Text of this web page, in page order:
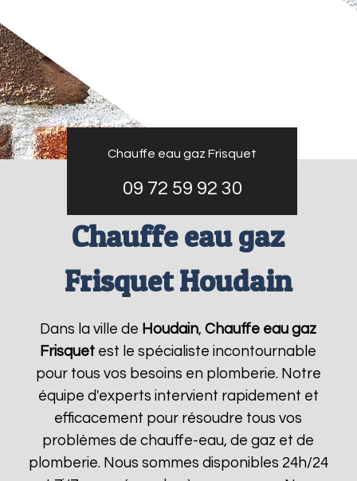
Chauffe eau gaz Frisquet
09 72 59 92 30
Chauffe eau gaz
Frisquet Houdain
Dans la ville de Houdain,Chauffe eau gaz
Frisquet est le spécialiste incontournable
pour tous vos besoins en plomberie. Notre
équipe d'experts intervient rapidement et
efficacement pour résoudre tous vos
problèmes de chauffe-eau, de gaz et de
plomberie. Nous sommes disponibles 24h/24